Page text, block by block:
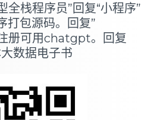
全栈程序员”回复“小程序”
打包源码。回复”
册可用chatgpt。回复
数据电子书